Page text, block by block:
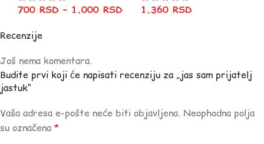
700 RSD – 1.000 RSD 1.360 RSD
Recenzije
Još nema komentara.
Budite prvi koji će napisati recenziju za „jas sam prijatelj
jastuk“
Vaša adresa e-pošte neće biti objavljena. Neophodna polja
su označena *